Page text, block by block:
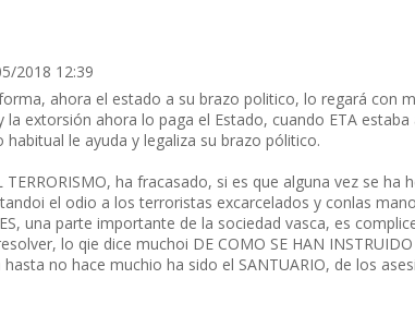
2018 12:39
ahora el estado a su brazo politico, lo regará con
la extorsión ahora lo paga el Estado, cuando ETA
le ayuda y legaliza su brazo pólitico.
TERRORISMO, ha fracasado, si es que alguna vez se ha
el odio a los terroristas excarcelados y conlas
una parte importante de la sociedad vasca, es
lo qie dice muchoi DE COMO SE HAN
hasta no hace muchio ha sido el SANTUARIO, de los